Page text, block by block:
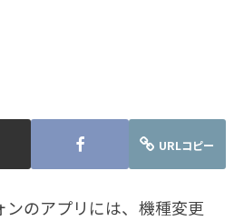
URLコピー
のアプリには、機種変更